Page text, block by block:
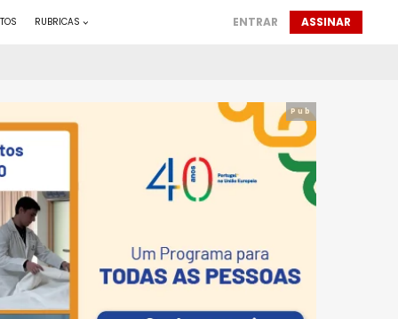
RUBRICAS ENTRAR ASSINAR
Pub